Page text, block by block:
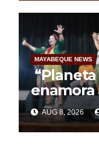
MAYABEQUE NEWS
“Planeta
enamora
poesía y
Mundial
Materna
AUG 8, 2026